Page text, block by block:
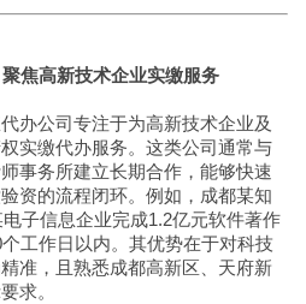
焦高新技术企业实缴服务
办公司专注于为高新技术企业及
实缴代办服务。这类公司通常与
事务所建立长期合作，能够快速
资的流程闭环。例如，成都某知
子信息企业完成1.2亿元软件著作
工作日以内。其优势在于对科技
准，且熟悉成都高新区、天府新
求。